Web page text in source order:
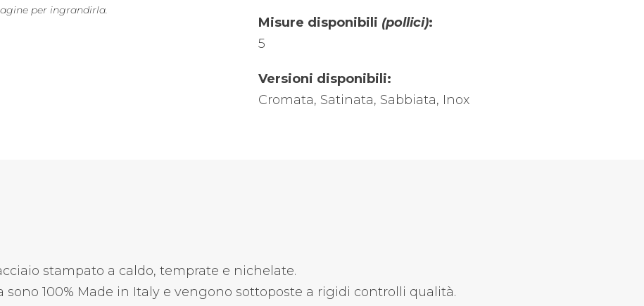
per ingrandirla.
Misure disponibili (pollici):
5
Versioni disponibili:
Cromata, Satinata, Sabbiata, Inox
stampato a caldo, temprate e nichelate.
sono 100% Made in Italy e vengono sottoposte a rigidi controlli qualità.